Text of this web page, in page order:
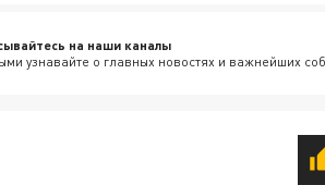
на наши каналы
узнавайте о главных новостях и важнейших